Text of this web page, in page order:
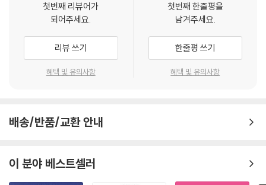
--- p.142
소는 매우 뛰어난 감각 능력을 가진 동물이다. 330도라는 거의 전방위에
가까운 넓은 시야를 보유하고 있어 주변 상황을 광범위하게 파악할 수 있
으며, 후각 또한 발달하여 약 10킬로미터 떨어진 거리의 냄새까지 감지할
수 있다. 신체적으로도 상당한 능력을 보여준다. 시속 40킬로미터의 빠른
며, 이를 통해 동료들과 효과적으로 정보를 교환한다.
정지용의 시 「향수」의 구절 “얼룩백이 황소가 해설피 금빛 게으른 울음을
기도 했다. 이 책에서는 과학과 역사, 문화와 신화, 환경과 사회 등 전방위
적 관점에서 다섯 종류의 가축, 즉 말, 당나귀, 소, 낙타, 순록을 살펴본다.
또한 세계 여러 나라의 우화를 한데 모아, 불확실한 시대에도 저마다의 방
식으로 인간을 도와온 가축에게서 우리가 배워야 할 삶의 지혜를 돌아본
소ㆍ신들이 먹는 음식, 우유ㆍ인도 국민의 어머니, 암소ㆍ고려시대의 육
붉게 변하는 순록ㆍ해마다 떨어졌다가 다시 자라는 순록의 뿔 …
첫번째 리뷰어가
되어주세요.
리뷰 쓰기
혜택 및 유의사항
첫번째 한줄평을
남겨주세요.
한줄평 쓰기
혜택 및 유의사항
배송/반품/교환 안내
이 분야 베스트셀러